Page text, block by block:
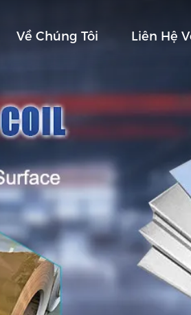
Về Chúng Tôi Liên Hệ